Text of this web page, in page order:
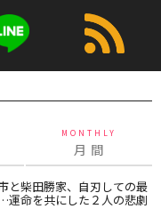
MONTHLY
月 間
と柴田勝家、自刃しての最
運命を共にした２人の悲劇